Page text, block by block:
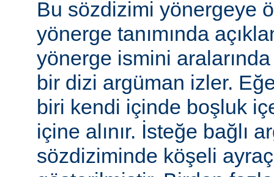
Bu sözdizimi yönergeye
yönerge tanımında
yönerge ismini aralarında
bir dizi argüman izler.
biri kendi içinde boşluk
içine alınır. İsteğe bağlı
sözdiziminde köşeli